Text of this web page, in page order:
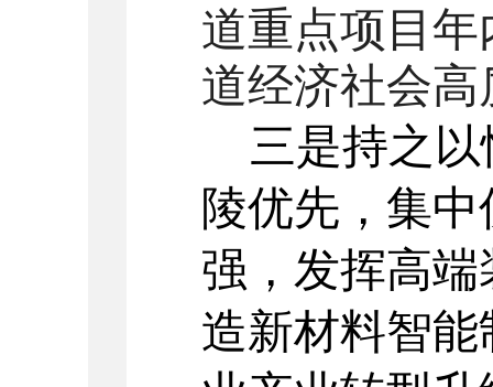
道重点项目 年
道经济社会
三是持之以
陵优先，集
强，发挥高
造新材料智